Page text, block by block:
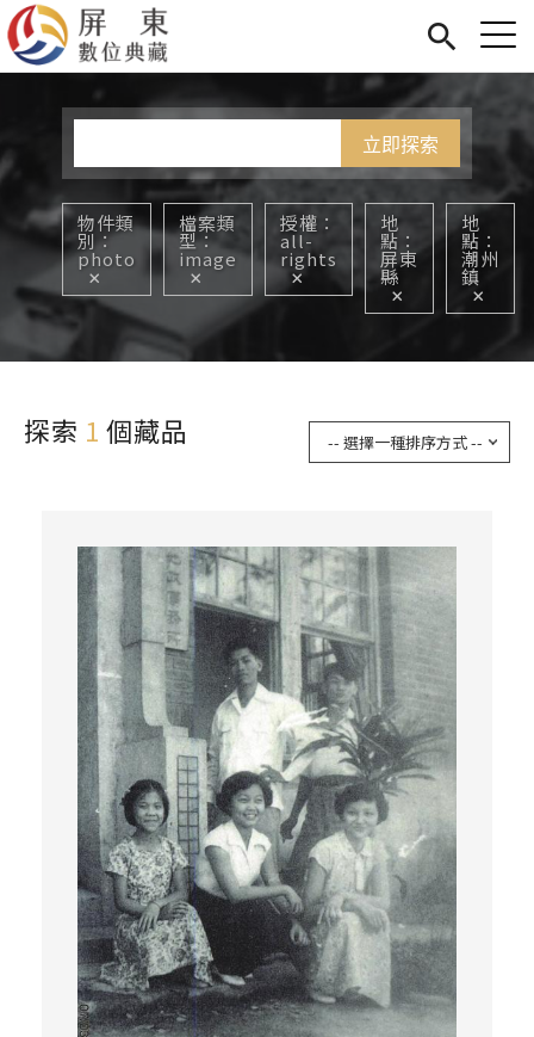
關於我們
Jump to Main content
您在這裡
物件類
別
photo
檔案類
型
image
授權
all-
rights
地
點
屏東
縣
地
點
潮州
鎮
探索 1 個藏品